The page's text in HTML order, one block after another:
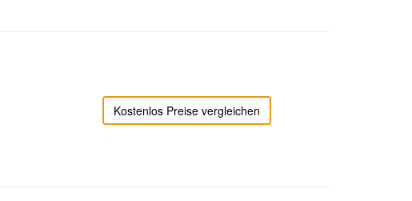
Kostenlos Preise vergleichen